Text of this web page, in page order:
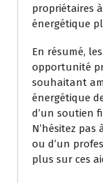
propriétaires
énergétique
En résumé,
opportunité
souhaitant
énergétique
d’un soutien
N’hésitez pas
ou d’un
plus sur ces